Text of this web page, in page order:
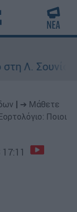
Λ. Σουνίου:
➔ Μάθετε
Ποιοι